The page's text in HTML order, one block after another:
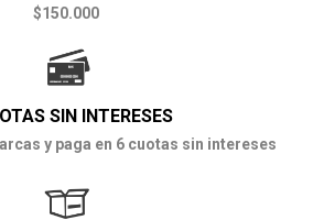
$150.000
SIN INTERESES
y paga en 6 cuotas sin intereses